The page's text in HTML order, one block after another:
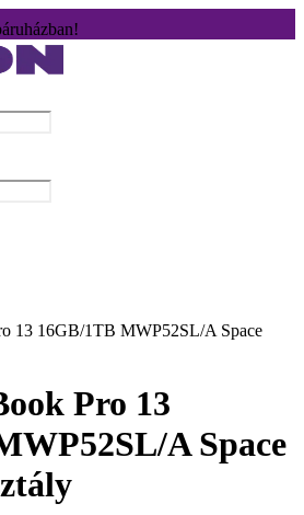
13 16GB/1TB MWP52SL/A Space
Pro 13
A Space